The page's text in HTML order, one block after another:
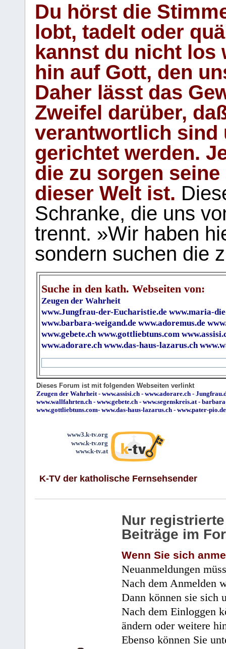
Du hörst die
lobt, tadelt oder
kannst du nicht los
hin auf Gott, den
Daher lässt das
Zweifel darüber,
verantwortlich sind
gerichtet werden.
die zu sorgen
dieser Welt ist.
Schranke, die uns
trennt. »Wir haben
sondern suchen die
Suche in den kath. Webseiten von:
Zeugen der Wahrheit
www.Jungfrau-der-Eucharistie.de www.maria-
www.barbara-weigand.de www.adoremus.de
www.gebete.ch www.gottliebtuns.com
www.adorare.ch www.das-haus-lazarus.ch
Dieses Forum ist mit folgenden Webseiten verlinkt
Zeugen der Wahrheit- www.assisi.ch - www.adorare.ch -
www.wallfahrten.ch - www.gebete.ch - www.segenskreis.at-
www.gottliebtuns.com- www.das-haus-lazarus.ch - www.pater-pio.de
www3.k-tv.org
www.k-tv.org
www.k-tv.at
K-TV der katholische Fernsehsender
Nur
Beiträge im
Wenn Sie sich
Neuanmeldungen
Nach dem Anmelden
Dann können sie sich
Nach dem Einloggen
ändern oder weitere
Ebenso können Sie